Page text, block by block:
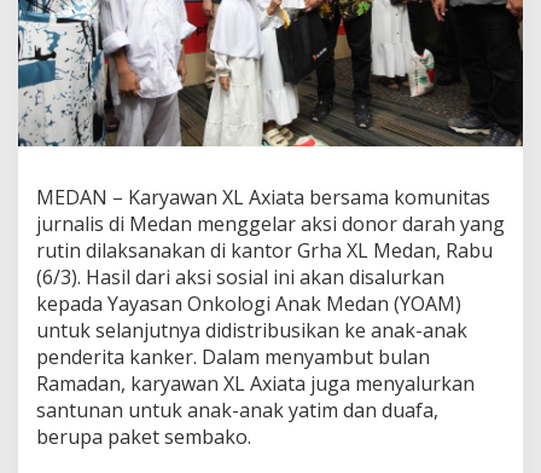
r
s
a
m
a
K
o
n
i
t
a
u
r
n
a
l
i
MEDAN – Karyawan XL Axiata bersama komunitas
jurnalis di Medan menggelar aksi donor darah yang
rutin dilaksanakan di kantor Grha XL Medan, Rabu
(6/3). Hasil dari aksi sosial ini akan disalurkan
kepada Yayasan Onkologi Anak Medan (YOAM)
untuk selanjutnya didistribusikan ke anak-anak
penderita kanker. Dalam menyambut bulan
Ramadan, karyawan XL Axiata juga menyalurkan
santunan untuk anak-anak yatim dan duafa,
berupa paket sembako.